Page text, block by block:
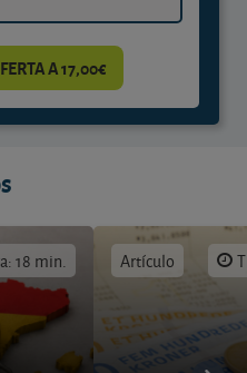
A 17,00€
18 min. Artículo